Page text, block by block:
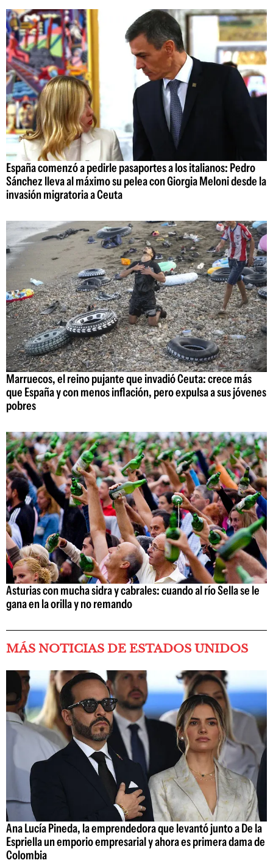
España comenzó a pedirle pasaportes a los italianos: Pedro
Sánchez lleva al máximo su pelea con Giorgia Meloni desde la
invasión migratoria a Ceuta
Marruecos, el reino pujante que invadió Ceuta: crece más
que España y con menos inflación, pero expulsa a sus jóvenes
pobres
Asturias con mucha sidra y cabrales: cuando al río Sella se le
gana en la orilla y no remando
MÁS NOTICIAS DE ESTADOS UNIDOS
Ana Lucía Pineda, la emprendedora que levantó junto a De la
Espriella un emporio empresarial y ahora es primera dama de
Colombia